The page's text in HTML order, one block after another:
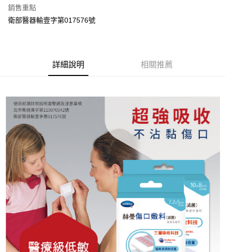
合作金庫商業銀行
華南商業銀行
匯豐（台灣）商業銀行
華泰商業銀行
聯邦商業銀行
玉山商業銀行
星展（台灣）商業銀行
台新國際商業銀行
中國信託商業銀行
台灣樂天信用卡公司
6 期 0 利率 每期
國泰世華商業銀行
兆豐國際商業銀行
臺灣中小企業銀行
台中商業銀行
元大商業銀行
玉山商業銀行
星展（台灣）商業銀行
台新國際商業銀行
中國信託商業銀行
台灣樂天信用卡公司
Google Pay
全盈+PAY
大哥付你分期
相關說明
【大哥付你分期使用說明】
1.本服務由台灣大哥大提供，台灣大哥大用戶可立即使用無須另外申請。
2.付款方式選擇「大哥付你分期」，訂單成立後會自動跳轉到大哥付的交易
流程，驗證手機門號後，選擇欲分期的期數、繳款截止日，確認付款後即完
成交易。
3.實際核准額度、可分期數及費用金額請依後續交易確認頁面所載為準。
4.訂單成立30分鐘內，如未前往確認交易或遇審核未通過，訂單將自動取
消。如遇「轉專審核」未通過狀況，表示未達大哥付你分期系統評分，恕無
法說明評估內容。
【繳款方式說明】
AFTEE先享後付
相關說明
【關於「AFTEE先享後付」】
AFTEE先享後付是「在收到商品之後才付款」的支付方式。 讓您購物簡單
便利好安心！
１．簡單：不需註冊會員、不需綁卡、不需儲值。
２．便利：只要手機號碼，簡訊認證，即可結帳。
３．安心：先確認商品／服務後，再付款。
ATM付款
運送方式
付款後全家取貨
銷售重點
衛部醫器輸壹字第017576號
詳細說明 相關推薦